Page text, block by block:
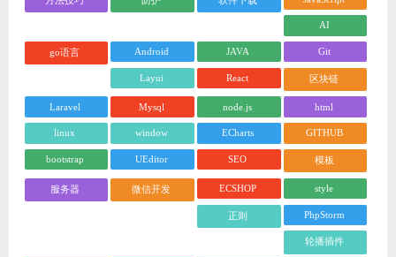
AI
go语言 Android JAVA Git
Layui React 区块链
Laravel Mysql node.js html
linux window ECharts GITHUB
bootstrap UEditor SEO 模板
服务器 微信开发 ECSHOP style
正则 PhpStorm
轮播插件